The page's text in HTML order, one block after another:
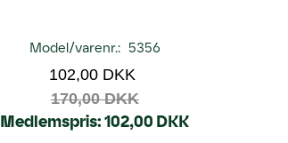
Model/varenr.: 5356
102,00 DKK
170,00 DKK
Medlemspris:102,00 DKK